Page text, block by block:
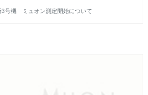
3号機 ミュオン測定開始について